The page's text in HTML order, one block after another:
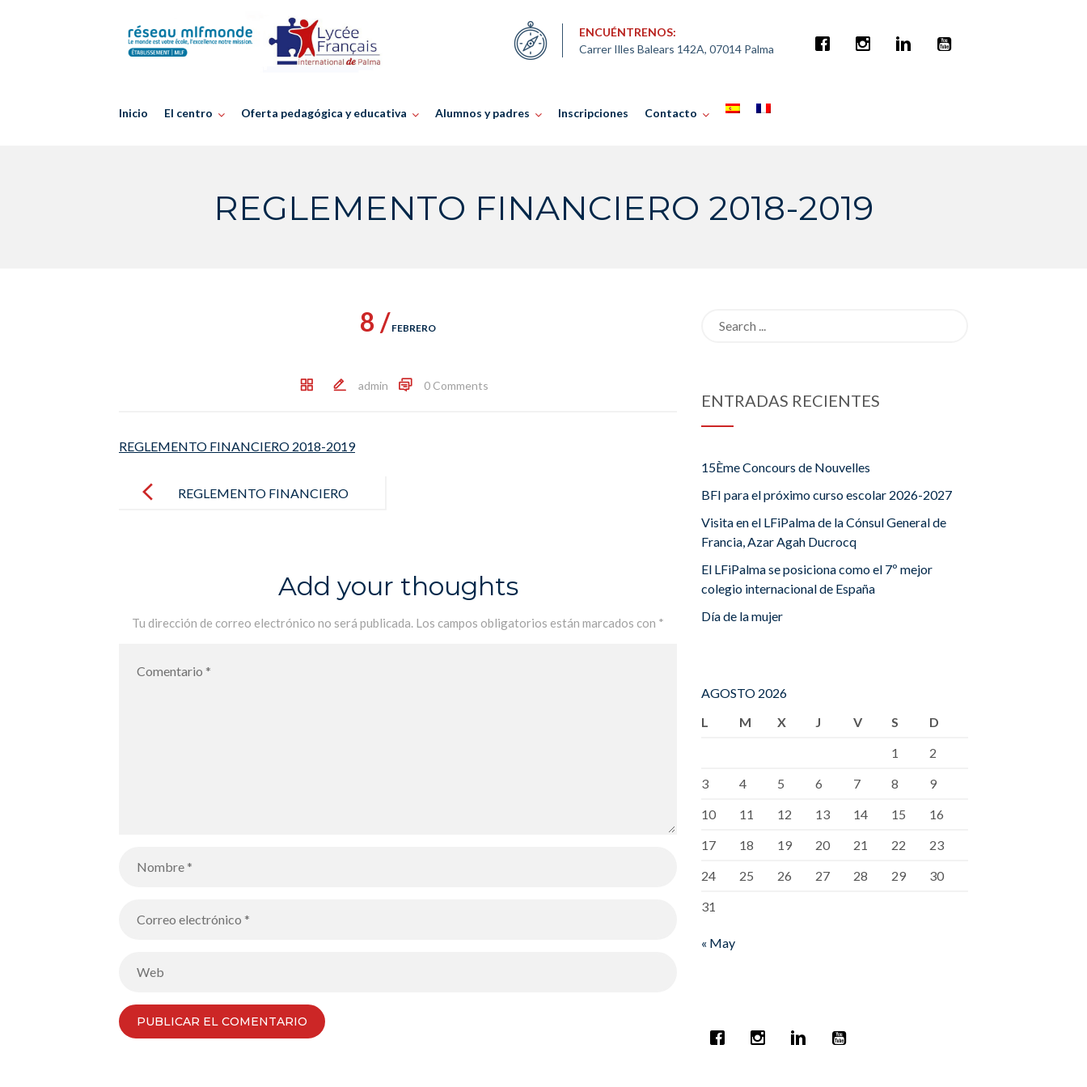
ENCUÉNTRENOS:
Carrer Illes Balears 142A, 07014 Palma
Inicio El centro Oferta pedagógica y educativa Alumnos y padres Inscripciones Contacto
REGLEMENTO FINANCIERO 2018-2019
8 / FEBRERO
admin 0 Comments
REGLEMENTO FINANCIERO 2018-2019
navigation
REGLEMENTO FINANCIERO
Add your thoughts
Tu dirección de correo electrónico no será publicada. Los campos obligatorios están marcados con *
ENTRADAS RECIENTES
15Ème Concours de Nouvelles
BFI para el próximo curso escolar 2026-2027
Visita en el LFiPalma de la Cónsul General de
Francia, Azar Agah Ducrocq
El LFiPalma se posiciona como el 7º mejor
colegio internacional de España
Día de la mujer
AGOSTO 2026
L
M X J V S
D
1
2
3
4 5 6 7 8
9
10
11 12 13 14 15
16
17
18 19 20 21 22
23
24
25 26 27 28 29
30
31
« May